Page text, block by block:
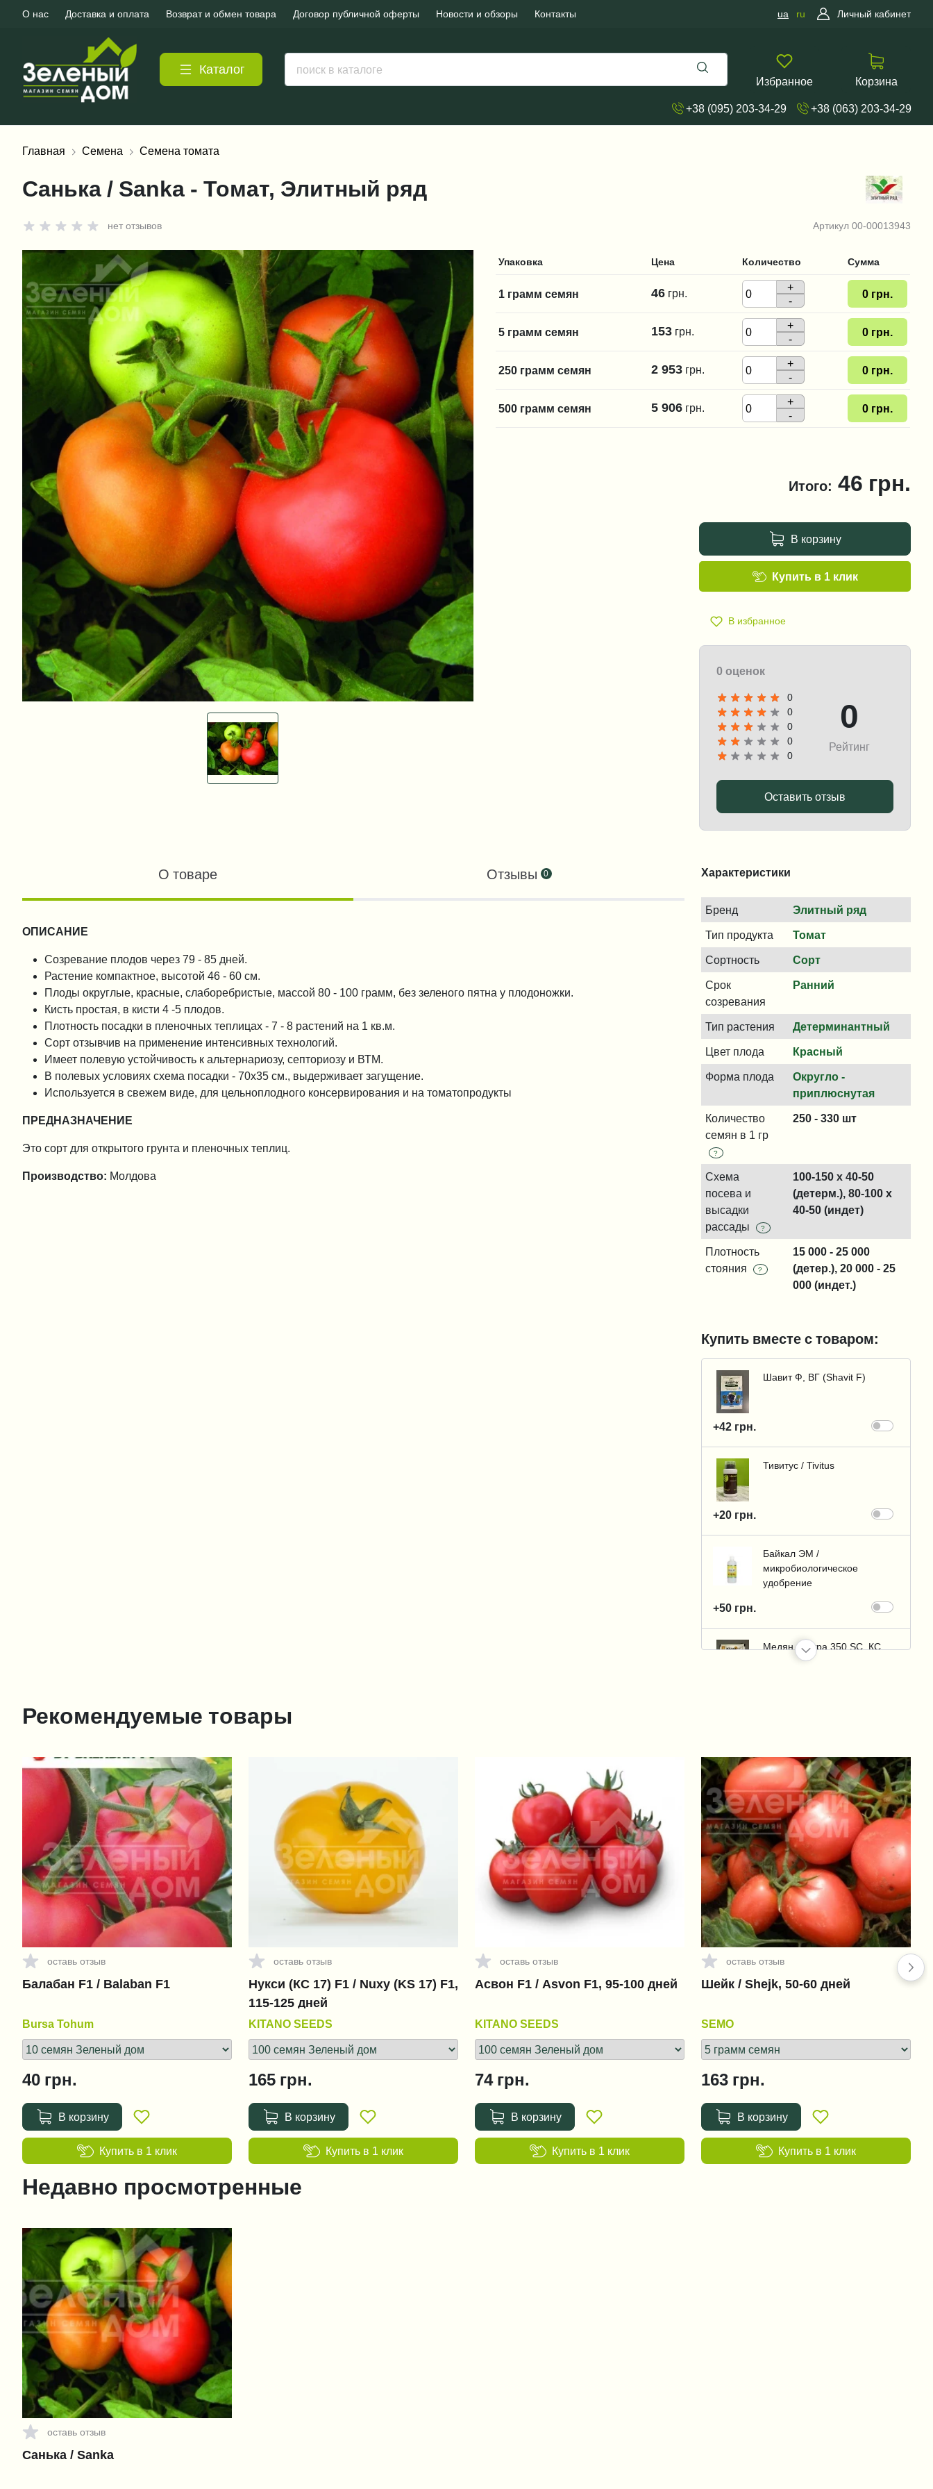
О нас Доставка и оплата Возврат и обмен товара Договор публичной оферты Новости и обзоры Контакты ua ru Личный кабинет
Каталог
Избранное Корзина
+38 (095) 203-34-29 +38 (063) 203-34-29
Главная Семена Семена томата
Артикул 00-00013943
Санька / Sanka - Томат, Элитный ряд
нет отзывов
Упаковка Цена Количество Сумма
1 грамм семян 46 грн.
+
-
0 грн.
5 грамм семян 153 грн.
+
-
0 грн.
250 грамм семян 2 953 грн.
+
-
0 грн.
500 грамм семян 5 906 грн.
+
-
0 грн.
Итого: 46 грн.
В корзину
В избранное
Купить в 1 клик
0 оценок
0
0
0
0
0
0
Рейтинг
Оставить отзыв
Характеристики
Бренд Элитный ряд
Тип продукта Томат
Сортность Сорт
Срок
созревания
Ранний
Тип растения Детерминантный
Цвет плода Красный
Форма плода
Округло -
приплюснутая
Количество
семян в 1 гр
?
250 - 330 шт
Схема
посева и
высадки
рассады
?
100-150 x 40-50
(детерм.), 80-100 x
40-50 (индет)
Плотность
стояния
?
15 000 - 25 000
(детер.), 20 000 - 25
000 (индет.)
Купить вместе с товаром:
Шавит Ф, ВГ (Shavit F)
+42 грн.
Тивитус / Tivitus
+20 грн.
Байкал ЭМ /
микробиологическое
удобрение
+50 грн.
Медян Экстра 350 SC, КС
(Medzian Extra)
+1 326 грн.
Пермаклин Ликвид (Зенкор
Ликвид) / Permaclean Liquid
(Sencor Liquid), SC 600 к.с.
+95 грн.
Зенкор Ликвид / Sencor Liquid
+1 456 грн.
+151 грн.
(Ridomil Gold MZ 68 WG)
О товаре Отзывы 0
ОПИСАНИЕ
Созревание плодов через 79 - 85 дней.
Растение компактное, высотой 46 - 60 см.
Плоды округлые, красные, слаборебристые, массой 80 - 100 грамм, без зеленого пятна у плодоножки.
Кисть простая, в кисти 4 -5 плодов.
Плотность посадки в пленочных теплицах - 7 - 8 растений на 1 кв.м.
Сорт отзывчив на применение интенсивных технологий.
Имеет полевую устойчивость к альтернариозу, септориозу и ВТМ.
В полевых условиях схема посадки - 70х35 см., выдерживает загущение.
Используется в свежем виде, для цельноплодного консервирования и на томатопродукты
ПРЕДНАЗНАЧЕНИЕ
Это сорт для открытого грунта и пленочных теплиц.
Производство: Молдова
Рекомендуемые товары
оставь отзыв
Балабан F1 / Balaban F1
Bursa Tohum
40 грн.
В корзину
Купить в 1 клик
оставь отзыв
Нукси (КС 17) F1 / Nuxy (KS 17) F1,
115-125 дней
KITANO SEEDS
165 грн.
В корзину
Купить в 1 клик
оставь отзыв
Асвон F1 / Asvon F1, 95-100 дней
KITANO SEEDS
74грн.
В корзину
Купить в 1 клик
оставь отзыв
Шейк / Shejk, 50-60 дней
SEMO
163 грн.
В корзину
Купить в 1 клик
Недавно просмотренные
оставь отзыв
Санька / Sanka